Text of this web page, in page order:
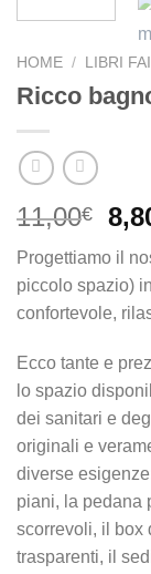
HOME / LIBRI
Ricco
11,00€
Il
era:
Progettiamo il
piccolo spazio)
confortevole,
Ecco tante e
lo spazio
dei sanitari e
originali e
diverse
piani, la pedana
scorrevoli, il box
trasparenti, il